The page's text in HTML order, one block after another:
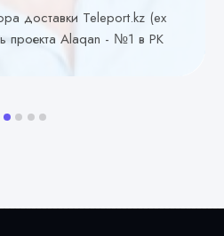
доставки Teleport.kz (ex
проекта Alaqan - №1 в РК